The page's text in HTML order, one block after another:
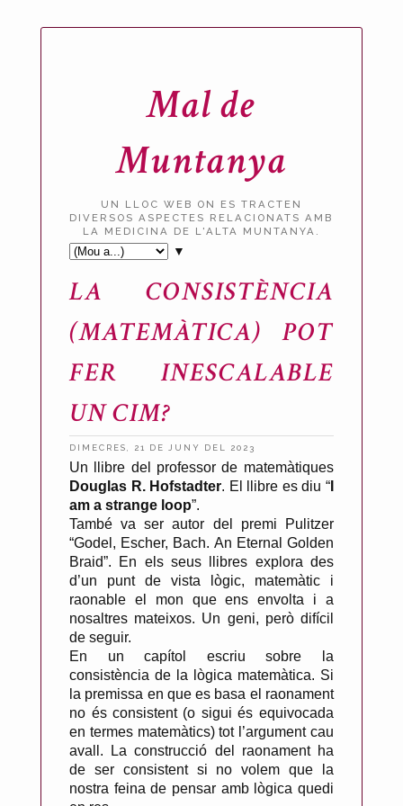
Mal de
Muntanya
UN LLOC WEB ON ES TRACTEN
DIVERSOS ASPECTES RELACIONATS AMB
LA MEDICINA DE L'ALTA MUNTANYA.
▼
LA CONSISTÈNCIA
(MATEMÀTICA) POT
FER INESCALABLE
UN CIM?
DIMECRES, 21 DE JUNY DEL 2023
P
u
b
l
i
c
a
t
p
e
r
A
n
t
o
Un llibre del professor de matemàtiques
Douglas R. Hofstadter. El llibre es diu “I
am a strange loop”.
També va ser autor del premi Pulitzer
“Godel, Escher, Bach. An Eternal Golden
Braid”. En els seus llibres explora des
d’un punt de vista lògic, matemàtic i
raonable el mon que ens envolta i a
nosaltres mateixos. Un geni, però difícil
de seguir.
En un capítol escriu sobre la
consistència de la lògica matemàtica. Si
la premissa en que es basa el raonament
no és consistent (o sigui és equivocada
en termes matemàtics) tot l’argument cau
avall. La construcció del raonament ha
de ser consistent si no volem que la
nostra feina de pensar amb lògica quedi